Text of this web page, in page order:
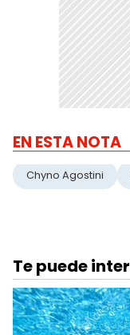
EN ESTA NOTA
Chyno Agostini